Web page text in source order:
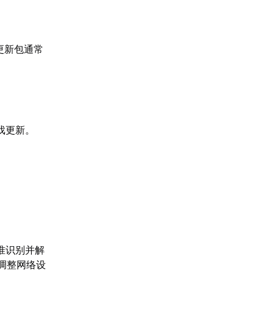
新包通常
新。
识别并解
整网络设